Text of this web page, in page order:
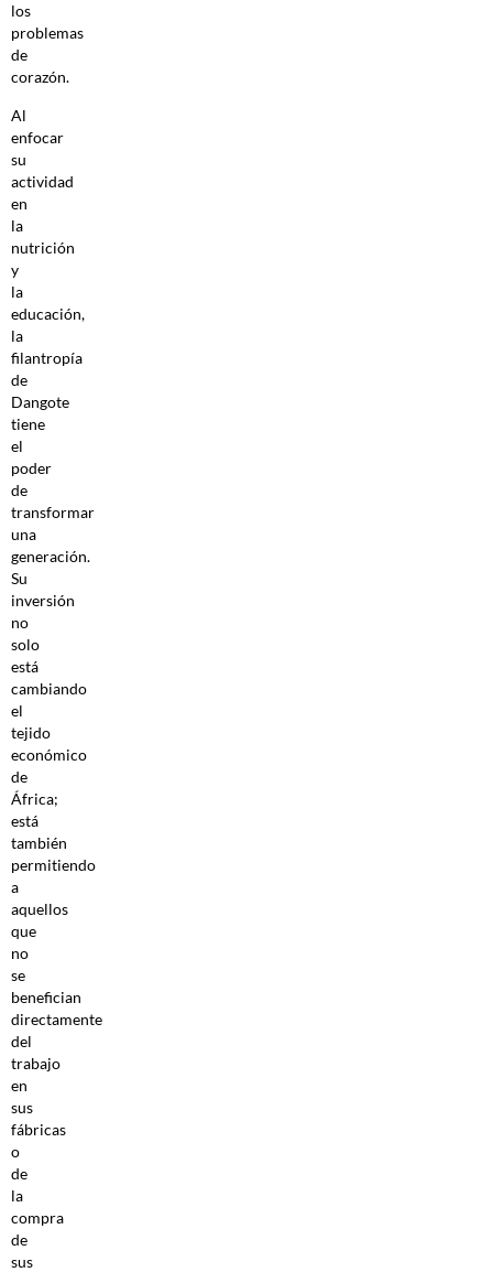
los
problemas
de
corazón.
Al
enfocar
su
actividad
en
la
nutrición
y
la
educación,
la
filantropía
de
Dangote
tiene
el
poder
de
transformar
una
generación.
Su
inversión
no
solo
está
cambiando
el
tejido
económico
de
África;
está
también
permitiendo
a
aquellos
que
no
se
benefician
directamente
del
trabajo
en
sus
fábricas
o
de
la
compra
de
sus